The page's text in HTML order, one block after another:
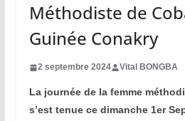
Méthodiste de
Guinée Conakry
2 septembre 2024 Vital BONGBA
La journée de la femme
s’est tenue ce dimanche 1er